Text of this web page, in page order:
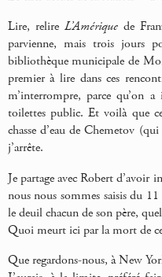
Lire, relire L’Amériquede
parvienne, mais trois jours
bibliothèque municipale de
premier à lire dans ces
m’interrompre, parce qu’on
toilettes public. Et voilà que
chasse d’eau de Chemetov
j’arrête.
Je partage avec Robert
nous nous sommes saisis du
le deuil chacun de son père,
Quoi meurt ici par la mort de
Que regardons-nous, à New